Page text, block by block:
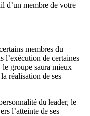
d’un membre de votre
membres du
l’exécution de certaines
le groupe saura mieux
réalisation de ses
du leader, le
l’atteinte de ses